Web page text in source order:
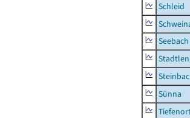
Schleid
Seebach
Sünna